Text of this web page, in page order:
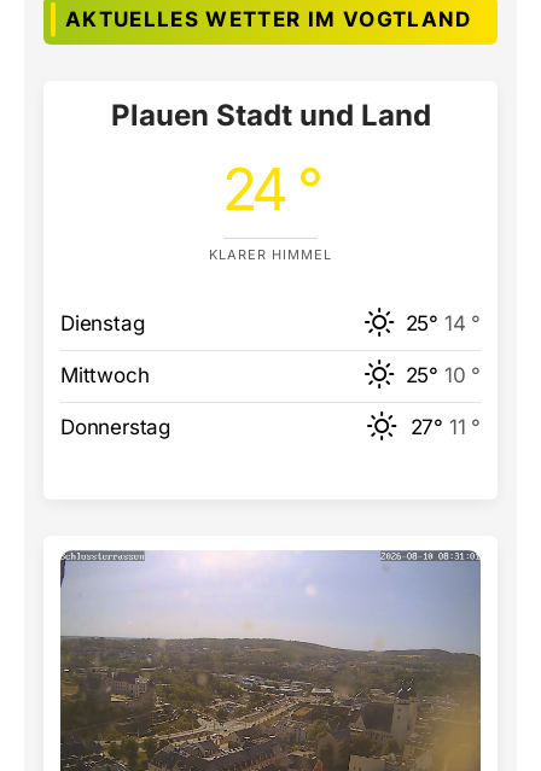
AKTUELLES WETTER IM VOGTLAND
Plauen Stadt und Land
24 °
KLARER HIMMEL
Dienstag 25° 14 °
Mittwoch 25° 10 °
Donnerstag 27° 11 °